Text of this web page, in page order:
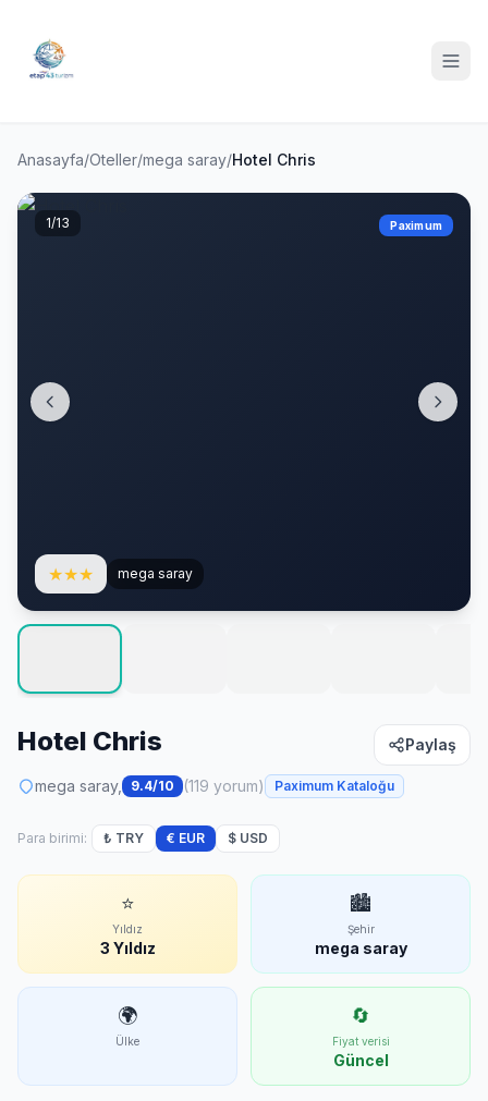
Anasayfa/Oteller/mega saray/Hotel Chris
★★★ mega saray
Paximum
1/13
Hotel Chris Paylaş
mega saray, 9.4/10 (119 yorum) Paximum Kataloğu
Para birimi: ₺ TRY € EUR $ USD
⭐
Yıldız
3 Yıldız
🏙
Şehir
mega saray
🌍
Ülke
🔄
Fiyat verisi
Güncel